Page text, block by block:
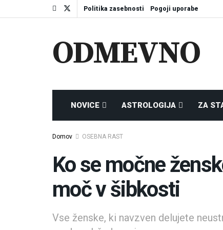
Politika zasebnosti Pogoji uporabe
ODMEVNO
NOVICE ASTROLOGIJA ZA
Domov OSEBNA RAST
Ko se močne
moč v šibkosti
Vse ženske, ki navzven delujete